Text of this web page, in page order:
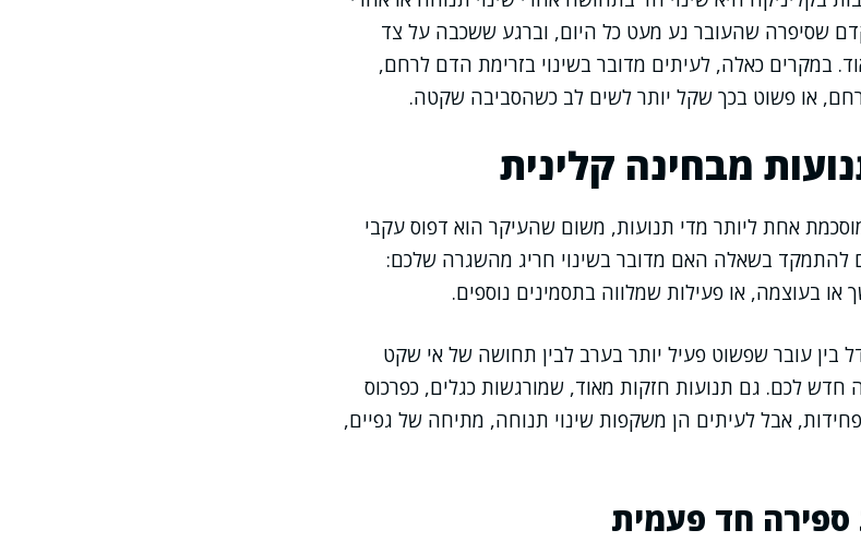
שסיפרה שהעובר נע מעט כל היום, וברגע ששכבה על צד
במקרים כאלה, לעיתים מדובר בשינוי בזרימת הדם לרחם,
או פשוט בכך שקל יותר לשים לב כשהסביבה שקטה.
מבחינה קלינית
אחת ליותר מדי תנועות, משום שהעיקר הוא דפוס עקבי
להתמקד בשאלה האם מדובר בשינוי חריג מהשגרה שלכם:
או בעוצמה, או פעילות שמלווה בתסמינים נוספים.
בין עובר שפשוט פעיל יותר בערב לבין תחושה של אי שקט
לכם. גם תנועות חזקות מאוד, שמורגשות כגלים, כפרכוס
אבל לעיתים הן משקפות שינוי תנוחה, מתיחה של גפיים,
ספירה חד פעמית